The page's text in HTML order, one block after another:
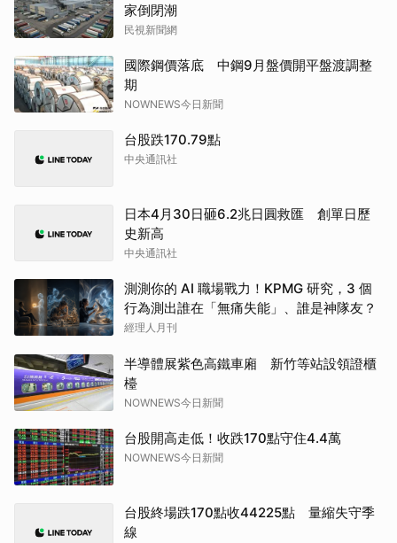
家倒閉潮
民視新聞網
國際鋼價落底 中鋼9月盤價開平盤渡調整
期
NOWNEWS今日新聞
台股跌170.79點
中央通訊社
日本4月30日砸6.2兆日圓救匯 創單日歷
史新高
中央通訊社
測測你的 AI 職場戰力！KPMG 研究，3 個
行為測出誰在「無痛失能」、誰是神隊友？
經理人月刊
半導體展紫色高鐵車廂 新竹等站設領證櫃
檯
NOWNEWS今日新聞
台股開高走低！收跌170點守住4.4萬
NOWNEWS今日新聞
台股終場跌170點收44225點 量縮失守季
線